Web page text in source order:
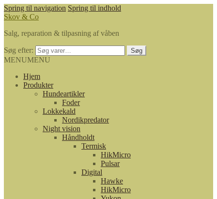
Spring til navigation Spring til indhold
Skov & Co
Salg, reparation & tilpasning af våben
Søg efter: Søg
MENUMENU
Hjem
Produkter
Hundeartikler
Foder
Lokkekald
Nordikpredator
Night vision
Håndholdt
Termisk
HikMicro
Pulsar
Digital
Hawke
HikMicro